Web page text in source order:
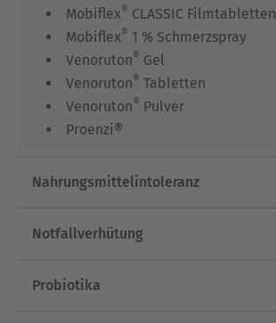
Mobiflex® CLASSIC Filmtabletten
Mobiflex® 1 % Schmerzspray
Venoruton® Gel
Venoruton® Tabletten
Venoruton® Pulver
Proenzi®
Nahrungsmittelintoleranz
Notfallverhütung
Probiotika